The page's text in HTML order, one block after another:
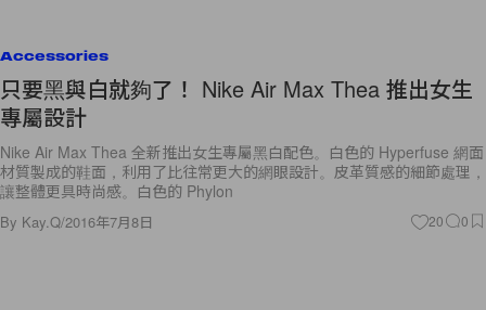
Accessories
只要黑與白就夠了！ Nike Air Max Thea 推出女生
專屬設計
Nike Air Max Thea 全新推出女生專屬黑白配色。白色的 Hyperfuse 網面
材質製成的鞋面，利用了比往常更大的網眼設計。皮革質感的細節處理，
讓整體更具時尚感。白色的 Phylon
By Kay.Q/2016年7月8日 20 0